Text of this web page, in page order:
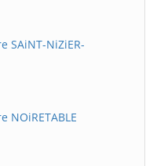
SAiNT-NiZiER-